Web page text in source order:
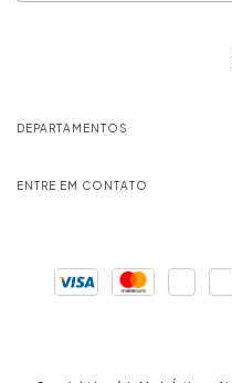
DEPARTAMENTOS
ENTRE EM CONTATO